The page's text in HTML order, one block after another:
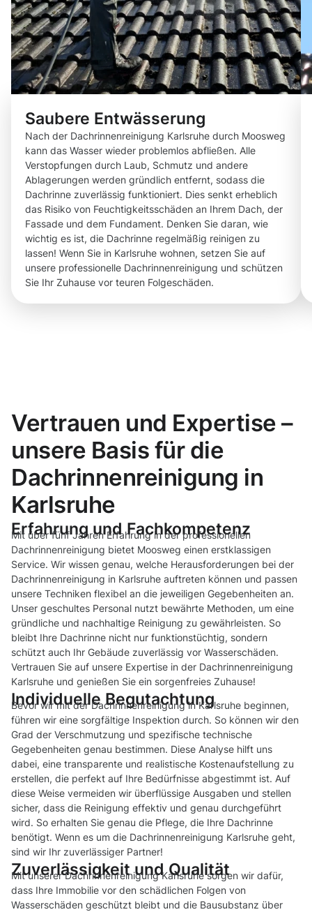
Saubere Entwässerung
Nach der Dachrinnenreinigung Karlsruhe durch Moosweg
kann das Wasser wieder problemlos abfließen. Alle
Verstopfungen durch Laub, Schmutz und andere
Ablagerungen werden gründlich entfernt, sodass die
Dachrinne zuverlässig funktioniert. Dies senkt erheblich
das Risiko von Feuchtigkeitsschäden an Ihrem Dach, der
Fassade und dem Fundament. Denken Sie daran, wie
wichtig es ist, die Dachrinne regelmäßig reinigen zu
lassen! Wenn Sie in Karlsruhe wohnen, setzen Sie auf
unsere professionelle Dachrinnenreinigung und schützen
Sie Ihr Zuhause vor teuren Folgeschäden.
Vertrauen und Expertise –
unsere Basis für die
Dachrinnenreinigung in
Karlsruhe
Erfahrung und Fachkompetenz
Mit über fünf Jahren Erfahrung in der professionellen
Dachrinnenreinigung bietet Moosweg einen erstklassigen
Service. Wir wissen genau, welche Herausforderungen bei der
Dachrinnenreinigung in Karlsruhe auftreten können und passen
unsere Techniken flexibel an die jeweiligen Gegebenheiten an.
Unser geschultes Personal nutzt bewährte Methoden, um eine
gründliche und nachhaltige Reinigung zu gewährleisten. So
bleibt Ihre Dachrinne nicht nur funktionstüchtig, sondern
schützt auch Ihr Gebäude zuverlässig vor Wasserschäden.
Vertrauen Sie auf unsere Expertise in der Dachrinnenreinigung
Karlsruhe und genießen Sie ein sorgenfreies Zuhause!
Individuelle Begutachtung
Bevor wir mit der Dachrinnenreinigung in Karlsruhe beginnen,
führen wir eine sorgfältige Inspektion durch. So können wir den
Grad der Verschmutzung und spezifische technische
Gegebenheiten genau bestimmen. Diese Analyse hilft uns
dabei, eine transparente und realistische Kostenaufstellung zu
erstellen, die perfekt auf Ihre Bedürfnisse abgestimmt ist. Auf
diese Weise vermeiden wir überflüssige Ausgaben und stellen
sicher, dass die Reinigung effektiv und genau durchgeführt
wird. So erhalten Sie genau die Pflege, die Ihre Dachrinne
benötigt. Wenn es um die Dachrinnenreinigung Karlsruhe geht,
sind wir Ihr zuverlässiger Partner!
Zuverlässigkeit und Qualität
Mit unserer Dachrinnenreinigung Karlsruhe sorgen wir dafür,
dass Ihre Immobilie vor den schädlichen Folgen von
Wasserschäden geschützt bleibt und die Bausubstanz über